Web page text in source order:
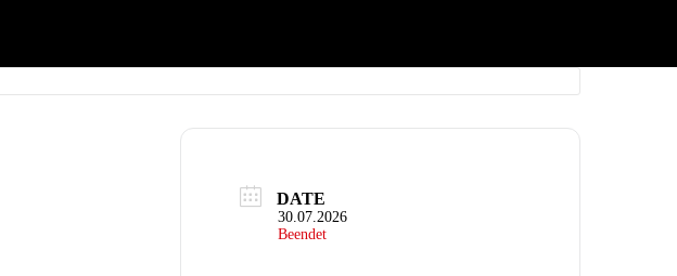
DATE
30.07.2026
Beendet